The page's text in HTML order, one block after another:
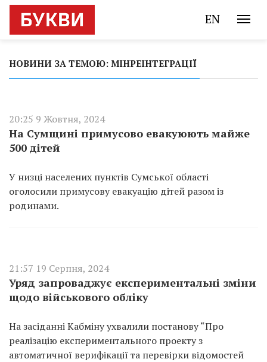
EN
НОВИНИ ЗА ТЕМОЮ: МІНРЕІНТЕГРАЦІЇ
20:25 9 Жовтня, 2024
На Сумщині примусово евакуюють майже
500 дітей
У низці населених пунктів Сумської області
оголосили примусову евакуацію дітей разом із
родинами.
21:57 19 Серпня, 2024
Уряд запроваджує експериментальні зміни
щодо військового обліку
На засіданні Кабміну ухвалили постанову “Про
реалізацію експериментального проекту з
автоматичної верифікації та перевірки відомостей